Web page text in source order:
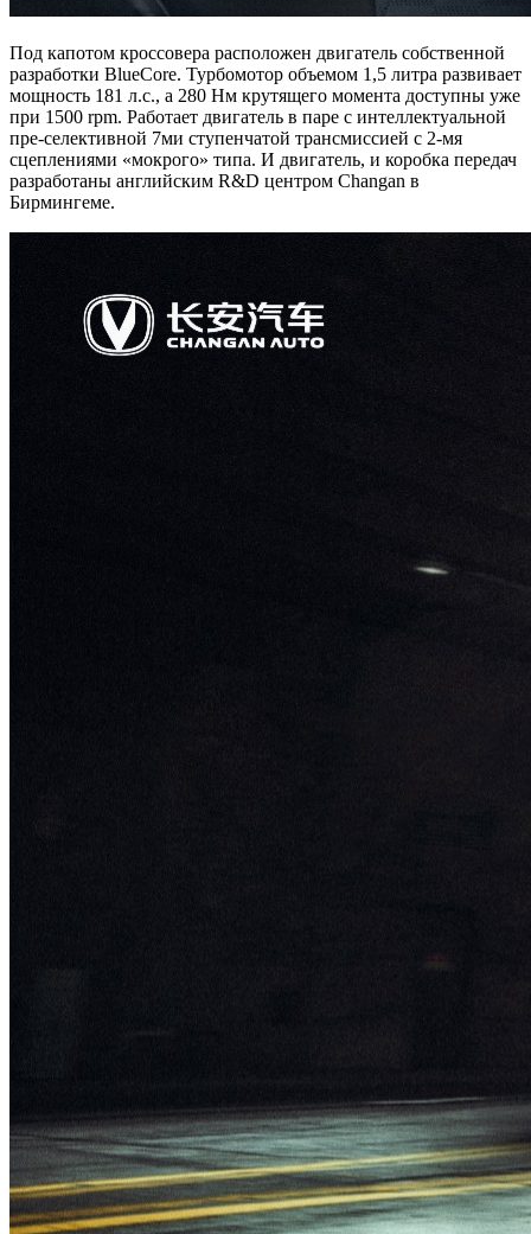
Под капотом кроссовера расположен двигатель собственной
разработки BlueCore. Турбомотор объемом 1,5 литра развивает
мощность 181 л.с., а 280 Нм крутящего момента доступны уже
при 1500 rpm. Работает двигатель в паре с интеллектуальной
пре-селективной 7ми ступенчатой трансмиссией с 2-мя
сцеплениями «мокрого» типа. И двигатель, и коробка передач
разработаны английским R&D центром Changan в
Бирмингеме.